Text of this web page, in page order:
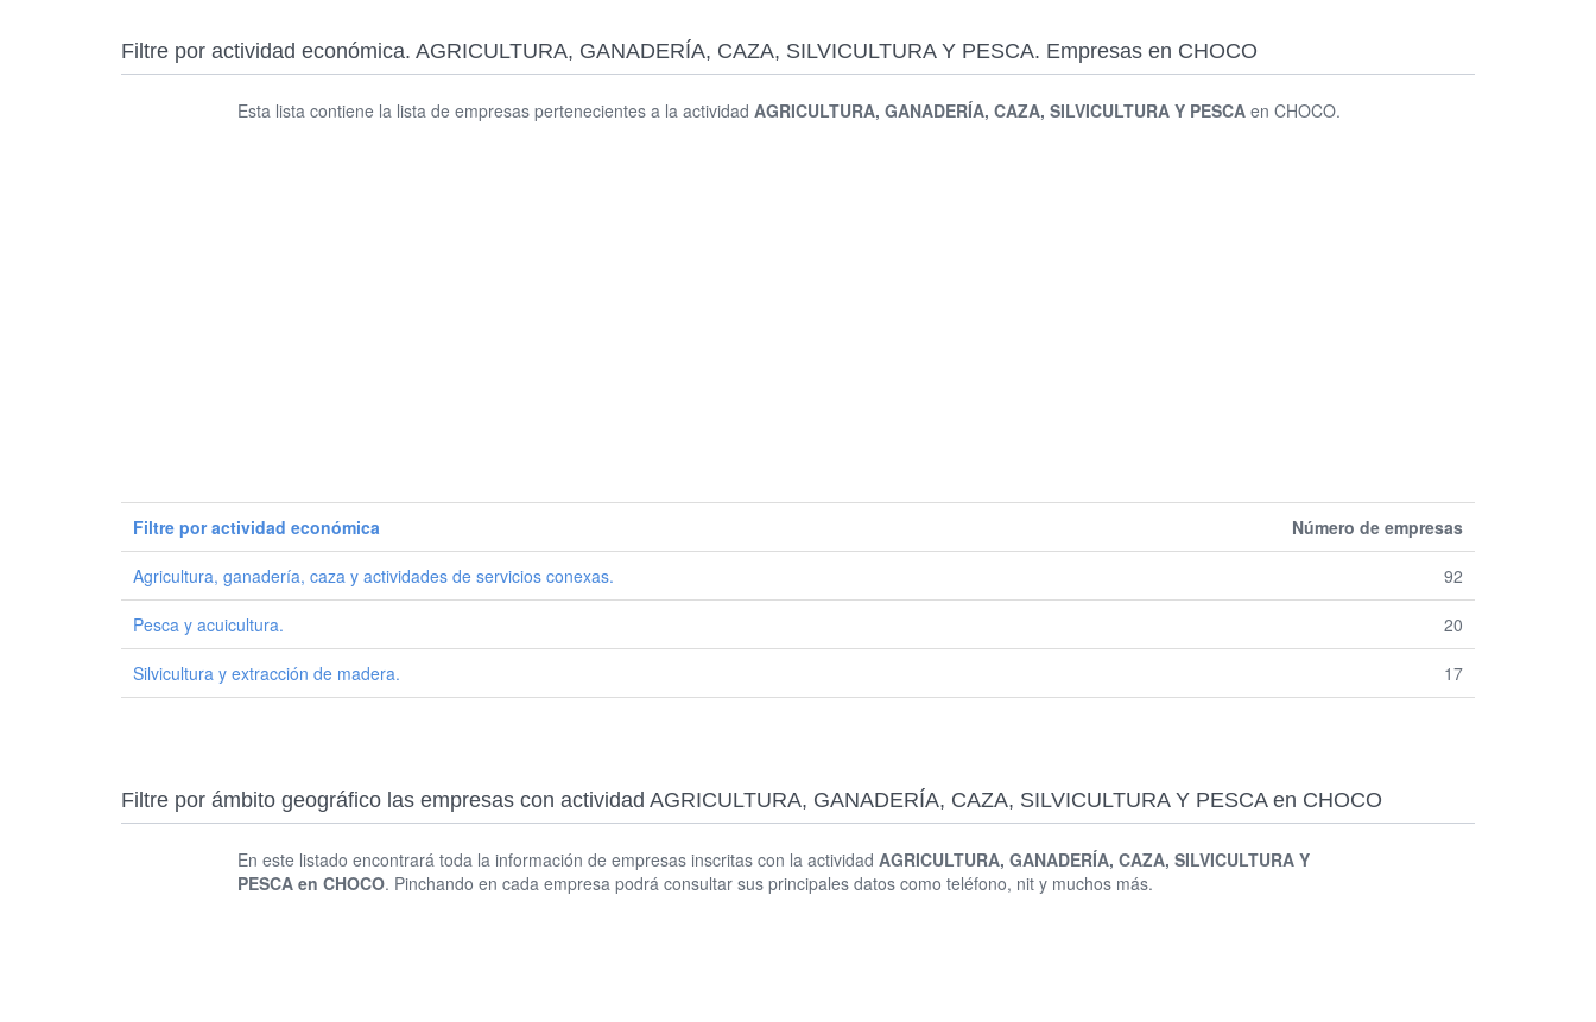
Filtre por actividad económica. AGRICULTURA, GANADERÍA, CAZA, SILVICULTURA Y PESCA. Empresas en CHOCO
Esta lista contiene la lista de empresas pertenecientes a la actividad AGRICULTURA, GANADERÍA, CAZA, SILVICULTURA Y PESCAen CHOCO.
Filtre por actividad económica Número de empresas
Agricultura, ganadería, caza y actividades de servicios conexas. 92
Pesca y acuicultura. 20
Silvicultura y extracción de madera. 17
Filtre por ámbito geográfico las empresas con actividad AGRICULTURA, GANADERÍA, CAZA, SILVICULTURA Y PESCA en CHOCO
En este listado encontrará toda la información de empresas inscritas con la actividad AGRICULTURA, GANADERÍA, CAZA, SILVICULTURA Y
PESCA en CHOCO. Pinchando en cada empresa podrá consultar sus principales datos como teléfono, nit y muchos más.